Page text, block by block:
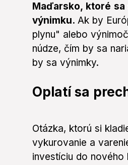
Maďarsko, ktoré sa
výnimku. Ak by
plynu" alebo
núdze, čím by sa
by sa výnimky.
Oplatí sa
Otázka, ktorú si
vykurovanie a
investíciu do